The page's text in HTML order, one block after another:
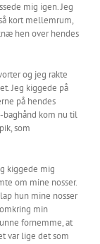
mig igen. Jeg
kort mellemrum,
hen over hendes
og jeg rakte
Jeg kiggede på
på hendes
baghånd kom nu til
som
kiggede mig
om mine nosser.
hun mine nosser
min
fornemme, at
var lige det som